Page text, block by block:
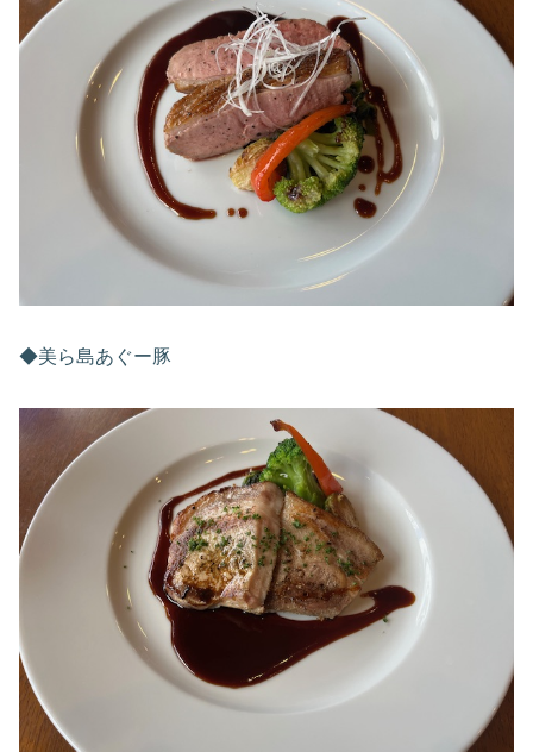
◆美ら島あぐー豚